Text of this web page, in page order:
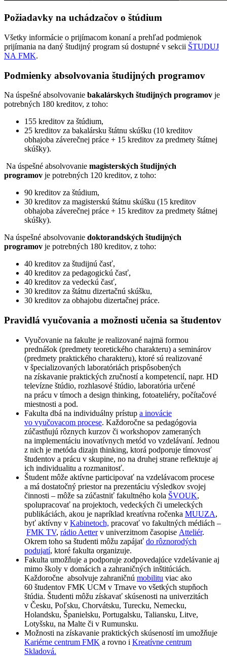
Požiadavky na uchádzačov o štúdium
Všetky informácie o prijímacom konaní a prehľad podmienok
prijímania na daný študijný program sú dostupné v sekcii ŠTUDUJ
NA FMK.
Podmienky absolvovania študijných programov
Na úspešné absolvovanie bakalárskych študijných programov je
potrebných 180 kreditov, z toho:
155 kreditov za štúdium,
25 kreditov za bakalársku štátnu skúšku (10 kreditov
obhajoba záverečnej práce + 15 kreditov za predmety štátnej
skúšky).
Na úspešné absolvovanie magisterských študijných
programov je potrebných 120 kreditov, z toho:
90 kreditov za štúdium,
30 kreditov za magisterskú štátnu skúšku (15 kreditov
obhajoba záverečnej práce + 15 kreditov za predmety štátnej
skúšky).
Na úspešné absolvovanie doktorandských študijných
programov je potrebných 180 kreditov, z toho:
40 kreditov za študijnú časť,
40 kreditov za pedagogickú časť,
40 kreditov za vedeckú časť,
30 kreditov za štátnu dizertačnú skúšku,
30 kreditov za obhajobu dizertačnej práce.
Pravidlá vyučovania a možnosti učenia sa študentov
Vyučovanie na fakulte je realizované najmä formou
prednášok (predmety teoretického charakteru) a seminárov
(predmety praktického charakteru), ktoré sú realizované
v špecializovaných laboratóriách prispôsobených
na získavanie praktických zručností a kompetencií, napr. HD
televízne štúdio, rozhlasové štúdio, laboratória určené
na prácu v tímoch a design thinking, fotoateliéry, počítačové
miestnosti a pod.
Fakulta dbá na individuálny prístup a inovácie
vo vyučovacom procese. Každoročne sa pedagógovia
zúčastňujú rôznych kurzov či workshopov zameraných
na implementáciu inovatívnych metód vo vzdelávaní. Jednou
z nich je metóda dizajn thinking, ktorá podporuje tímovosť
študentov a prácu v skupine, no na druhej strane reflektuje aj
ich individualitu a rozmanitosť.
Študent môže aktívne participovať na vzdelávacom procese
a má dostatočný priestor na prezentáciu výsledkov svojej
činnosti – môže sa zúčastniť fakultného kola ŠVOUK,
spolupracovať na projektoch, vedeckých či umeleckých
publikáciách, akou je napríklad kreatívna ročenka MUUZA,
byť aktívny v Kabinetoch, pracovať vo fakultných médiách –
FMK TV, rádio Aetterv univerzitnom časopise Atteliér.
Okrem toho sa študenti môžu zapájať do rôznorodých
podujatí, ktoré fakulta organizuje.
Fakulta umožňuje a podporuje zodpovedajúce vzdelávanie aj
mimo školy v domácich a zahraničných inštitúciách.
Každoročne absolvuje zahraničnú mobilitu viac ako
60 študentov FMK UCM v Trnave vo všetkých stupňoch
štúdia. Študenti môžu získavať skúsenosti na univerzitách
v Česku, Poľsku, Chorvátsku, Turecku, Nemecku,
Holandsku, Španielsku, Portugalsku, Taliansku, Litve,
Lotyšsku, na Malte či v Rumunsku.
Možnosti na získavanie praktických skúseností im umožňuje
Kariérne centrum FMK a rovno i Kreatívne centrum
Skladová.